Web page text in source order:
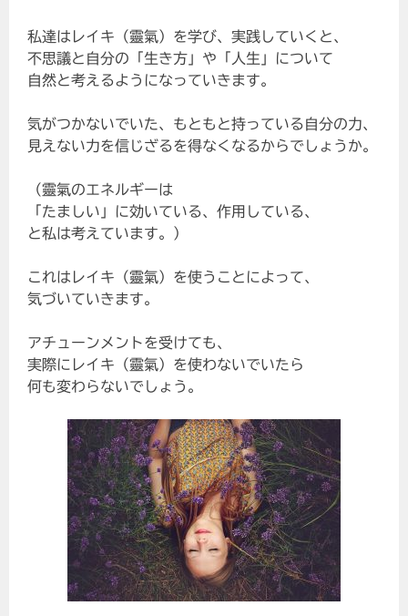
私達はレイキ（靈氣）を学び、実践していくと、
不思議と自分の「生き方」や「人生」について
自然と考えるようになっていきます。
気がつかないでいた、もともと持っている自分の力、
見えない力を信じざるを得なくなるからでしょうか。
（靈氣のエネルギーは
「たましい」に効いている、作用している、
と私は考えています。）
これはレイキ（靈氣）を使うことによって、
気づいていきます。
アチューンメントを受けても、
実際にレイキ（靈氣）を使わないでいたら
何も変わらないでしょう。